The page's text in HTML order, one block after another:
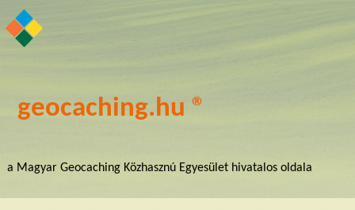
geocaching.hu ®
a Magyar Geocaching Közhasznú Egyesület hivatalos oldala